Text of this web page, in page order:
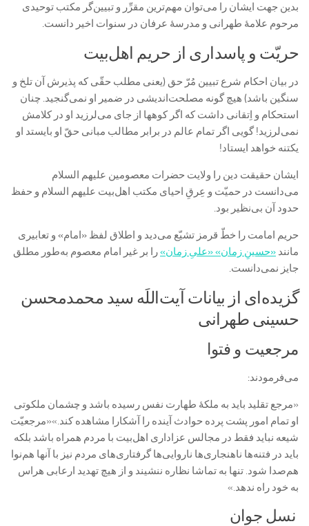
بدین جهت ایشان را می‌توان مهم‌ترین مقرِّر و تبیین‌گر مکتب توحیدی
مرحوم علامۀ طهرانی و مدرسۀ عرفان در سنوات اخیر دانست.
حریّت و پاسداری از حریم اهل‌بیت
در بیان احکام شرع تبیین مُرّ حق (یعنی مطلب حقّی که پذیرش آن تلخ و
سنگین باشد) هیچ گونه مصلحت‌اندیشی در ضمیر او نمی‌گنجید. چنان
استحکام و اِتقانی داشت که اگر کوه‏ها از جاى می‌لرزید او در کلامش
نمی‌لرزید! گویی اگر تمام عالم در برابر مطالب مبانى حقّ او بایستد او
یک‏تنه خواهد ایستاد!
ایشان حقیقت دین را ولایت حضرات معصومین علیهم السلام
می‌دانست در حمیّت و عِرقِ احیای مکتب اهل‌بیت علیهم السلام و حفظ
حدود آن بی‌نظیر بود.
حریم امامت را خطّ قرمز تشیّع می‌دید و اطلاق لفظ «امام» و تعابیری
مانند «حسینِ زمان» «علیِ زمان»را بر غیر امام معصوم به‌طور مطلق
جایز نمی‌دانست.
گزیده‌ای از بیانات آیت‌اللَه سید محمدمحسن
حسینی طهرانی
مرجعیت و فتوا
می‌فرمودند:
«مرجع تقلید باید به ملکۀ طهارت نفس رسیده باشد و چشمان ملکوتى
او تمام امور پشت پرده حوادث آینده را آشکارا مشاهده کند.»«مرجعیّت
شیعه نباید فقط در مجالس عزاداری اهل‌بیت با مردم همراه باشد بلکه
باید در فتنه‌ها ناهنجاری‌ها ناروایی‌ها گرفتاری‌های مردم نیز با آنها هم‌نوا
هم‌صدا شود. تنها به تماشا نظاره ننشیند و از هیچ تهدید ارعابی هراس
به خود راه ندهد.»
نسل جوان